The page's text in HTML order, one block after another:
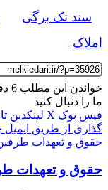
سند تک برگی
املاک
خواندن این مطلب 6 دقیقه زمان میبرد
ما را دنبال کنید
فیس بوک X لینکدین
گذاری از طریق ایمیل
حقوق و تعهدات
حقوق و تعهدات